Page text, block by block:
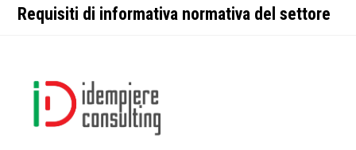
Requisiti di informativa normativa del settore